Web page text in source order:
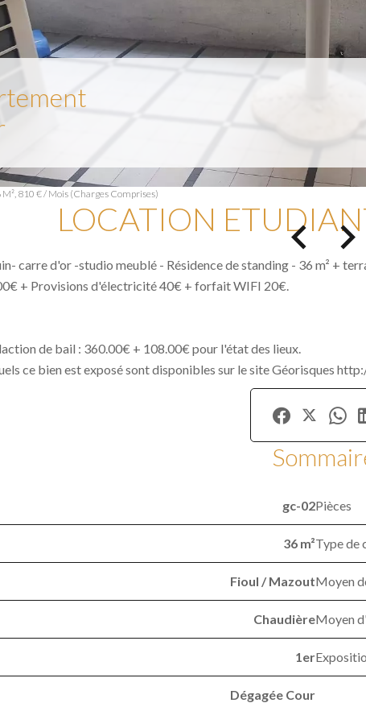
810 € / Mois (Charges Comprises)
LOCATION
carre d'or -studio meublé - Résidence de standing - 36 m² +
+ Provisions d'électricité 40€ + forfait WIFI 20€.
de bail : 360.00€ + 108.00€ pour l'état des lieux.
ce bien est exposé sont disponibles sur le site Géorisques
gc-02Pièces
36 m²Type de
Fioul / MazoutMoyen
ChaudièreMoyen
1er
Dégagée Cour